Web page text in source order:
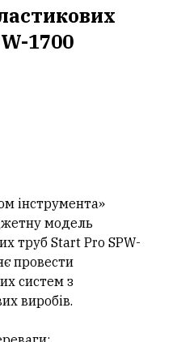
1700
інструмента»
модель
труб Start Pro SPW-
провести
систем з
виробів.